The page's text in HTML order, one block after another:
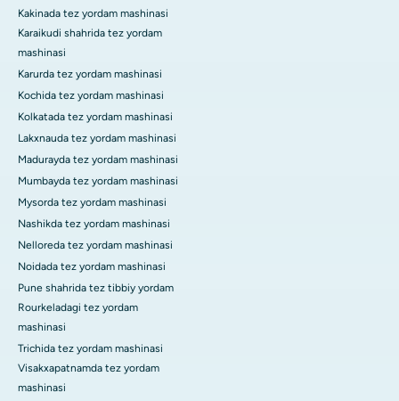
Kakinada tez yordam mashinasi
Karaikudi shahrida tez yordam
mashinasi
Karurda tez yordam mashinasi
Kochida tez yordam mashinasi
Kolkatada tez yordam mashinasi
Lakxnauda tez yordam mashinasi
Madurayda tez yordam mashinasi
Mumbayda tez yordam mashinasi
Mysorda tez yordam mashinasi
Nashikda tez yordam mashinasi
Nelloreda tez yordam mashinasi
Noidada tez yordam mashinasi
Pune shahrida tez tibbiy yordam
Rourkeladagi tez yordam
mashinasi
Trichida tez yordam mashinasi
Visakxapatnamda tez yordam
mashinasi